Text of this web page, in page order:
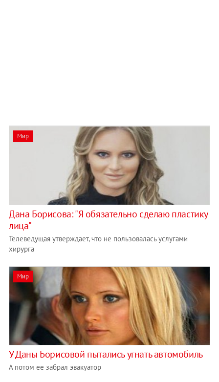
Мир
Дана Борисова: "Я обязательно сделаю пластику
лица"
Телеведущая утверждает, что не пользовалась услугами
хирурга
Мир
У Даны Борисовой пытались угнать автомобиль
А потом ее забрал эвакуатор